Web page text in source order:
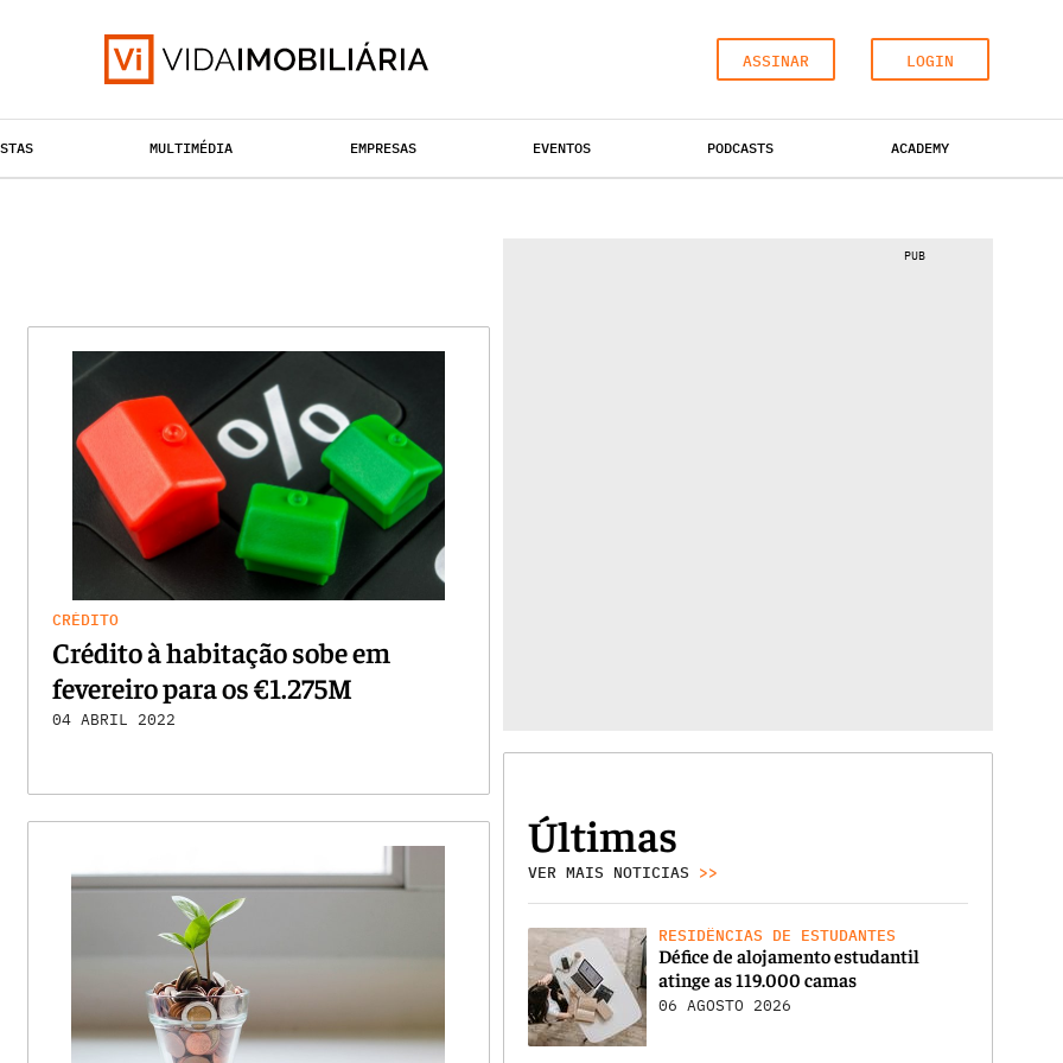
ASSINAR LOGIN
MULTIMÉDIA EMPRESAS EVENTOS PODCASTS ACADEMY
CRÉDITO
Crédito à habitação sobe em
fevereiro para os €1.275M
04 ABRIL 2022
PUB
Últimas
VER MAIS NOTICIAS >>
RESIDÊNCIAS DE ESTUDANTES
Défice de alojamento estudantil
atinge as 119.000 camas
06 AGOSTO 2026